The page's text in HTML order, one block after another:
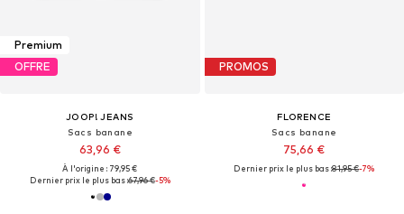
Premium
OFFRE
JOOP! JEANS
Sacs banane
63,96 €
À l'origine : 79,95 €
Dernier prix le plus bas :67,96 €-5%
PROMOS
FLORENCE
Sacs banane
75,66 €
Dernier prix le plus bas :81,95 €-7%